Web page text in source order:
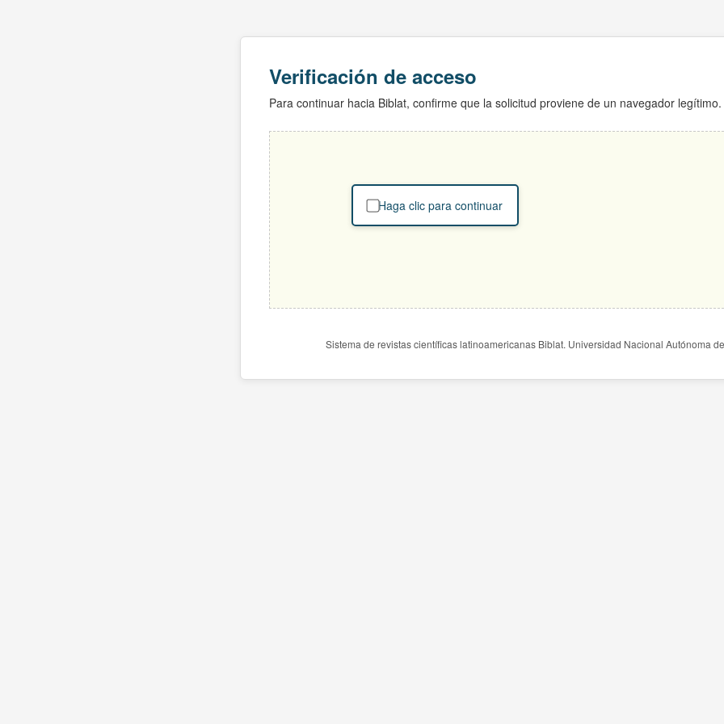
Verificación de acceso
Para continuar hacia Biblat, confirme que la solicitud proviene de un navegador legítimo.
Haga clic para continuar
Sistema de revistas científicas latinoamericanas Biblat. Universidad Nacional Autónoma